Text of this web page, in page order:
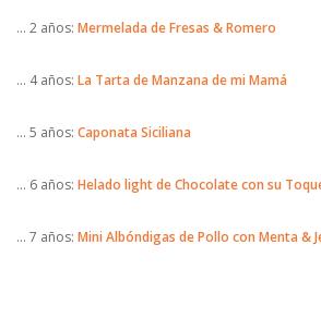
… 2 años: Mermelada de Fresas & Romero
… 4 años: La Tarta de Manzana de mi Mamá
… 5 años: Caponata Siciliana
… 6 años: Helado light de Chocolate con su
… 7 años: Mini Albóndigas de Pollo con Menta &